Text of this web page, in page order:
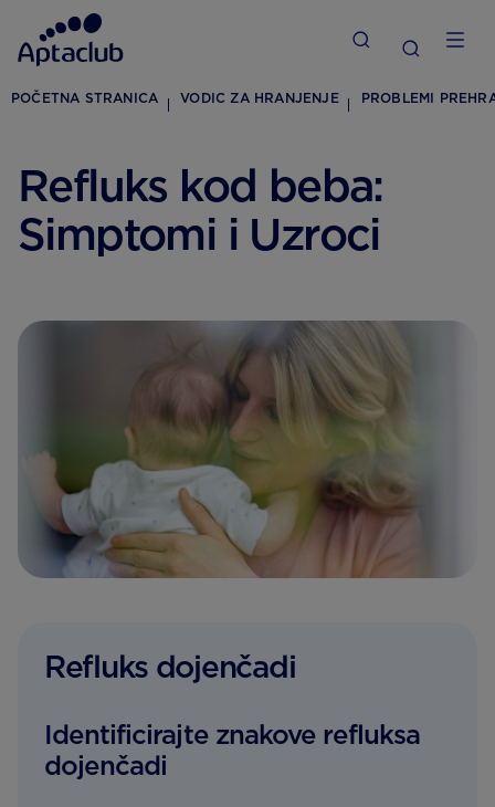
POČETNA STRANICA VODIC ZA HRANJENJE PROBLEMI
Refluks kod beba:
Simptomi i Uzroci
Refluks dojenčadi
Identificirajte znakove refluksa
dojenčadi